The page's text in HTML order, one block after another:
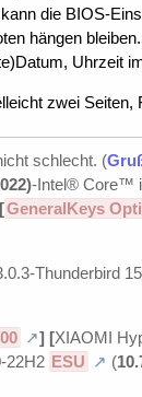
die BIOS-
hängen bleiben.
Uhrzeit
zwei
schlecht. (
-Intel® Core™
[GeneralKeys
Thunderbird
] [XIAOMI
22H2 ESU (